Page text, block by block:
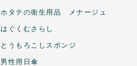
ホタテの衛生用品 メナージュ
はぐくむさらし
とうもろこしスポンジ
男性用日傘